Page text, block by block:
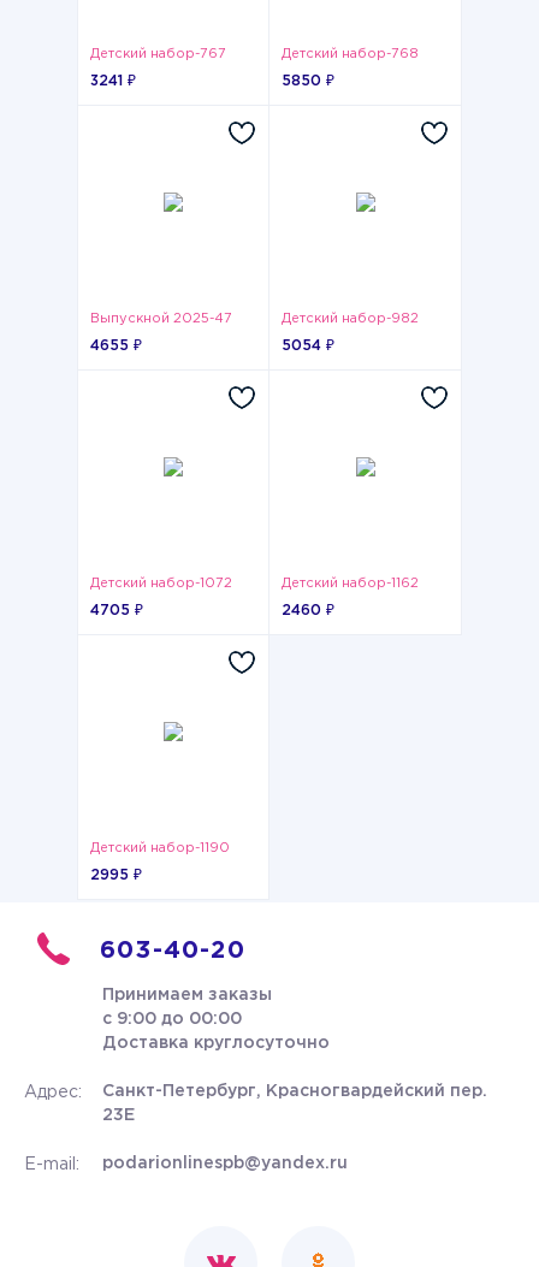
Детский набор-767
3241 ₽
Детский набор-768
5850 ₽
Выпускной 2025-47
4655 ₽
Детский набор-982
5054 ₽
Детский набор-1072
4705 ₽
Детский набор-1162
2460 ₽
Детский набор-1190
2995 ₽
603-40-20
Принимаем заказы
с 9:00 до 00:00
Доставка круглосуточно
Адрес:
Санкт-Петербург, Красногвардейский пер.
23Е
E-mail: podarionlinespb@yandex.ru